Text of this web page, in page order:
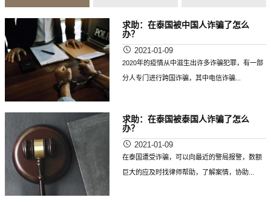
求助：在泰国被中国人诈骗了怎么
办？
2021-01-09
2020年的疫情从中滋生出许多诈骗犯罪，有一部
分人专门进行跨国诈骗，其中电信诈骗...
求助：在泰国被泰国人诈骗了怎么
办？
2021-01-09
在泰国遭受诈骗，可以向最近的警局报警，数额
巨大的应及时找律师帮助，了解案情，协助...